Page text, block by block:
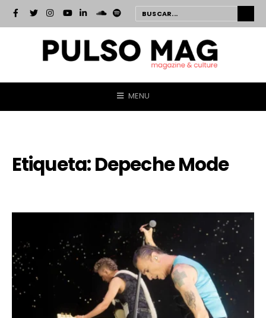
MENU
Etiqueta:Depeche Mode